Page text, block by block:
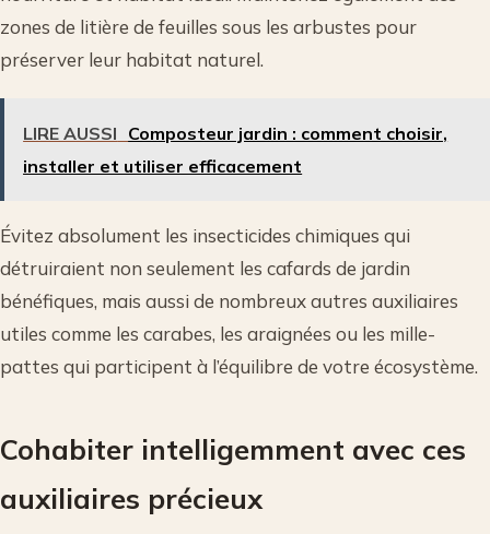
zones de litière de feuilles sous les arbustes pour
préserver leur habitat naturel.
LIRE AUSSI Composteur jardin : comment choisir,
installer et utiliser efficacement
Évitez absolument les insecticides chimiques qui
détruiraient non seulement les cafards de jardin
bénéfiques, mais aussi de nombreux autres auxiliaires
utiles comme les carabes, les araignées ou les mille-
pattes qui participent à l’équilibre de votre écosystème.
Cohabiter intelligemment avec ces
auxiliaires précieux